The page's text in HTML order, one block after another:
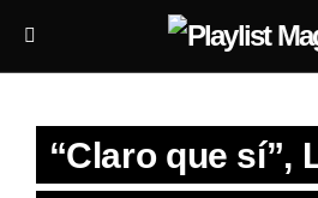
“Claro que sí”,